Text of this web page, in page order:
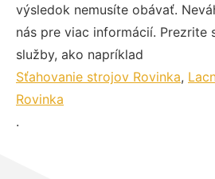
výsledok nemusíte obávať.
nás pre viac informácií. Prezrite
služby, ako napríklad
Sťahovanie strojov Rovinka,
Rovinka
.